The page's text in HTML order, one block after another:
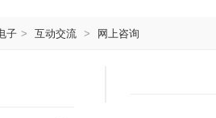
子 > 互动交流 > 网上咨询